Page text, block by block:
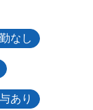
なし
あり